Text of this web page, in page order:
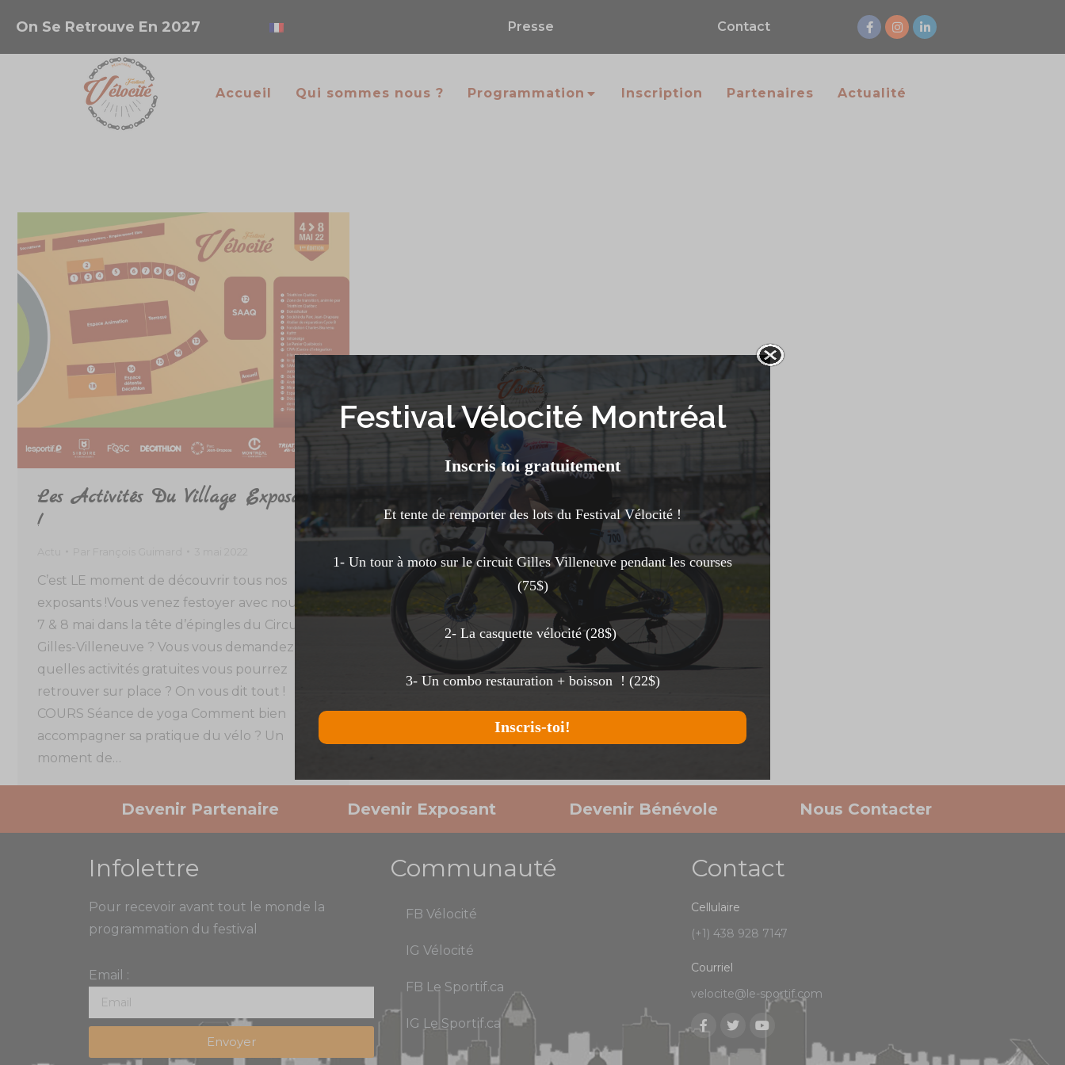
On Se Retrouve En 2027 Presse Contact
Accueil Qui sommes nous ? Programmation Inscription Partenaires Actualité
Les Activités Du Village Exposants
!
C’est LE moment de découvrir tous nos
exposants !Vous venez festoyer avec nous les
7 & 8 mai dans la tête d’épingles du Circuit
Gilles-Villeneuve ? Vous vous demandez
quelles activités gratuites vous pourrez
retrouver sur place ? On vous dit tout !
COURS Séance de yoga Comment bien
accompagner sa pratique du vélo ? Un
moment de…
Devenir Partenaire Devenir Exposant Devenir Bénévole Nous Contacter
Infolettre
Pour recevoir avant tout le monde la
programmation du festival
Email :
Envoyer
Communauté
FB Vélocité
IG Vélocité
FB Le Sportif.ca
IG Le Sportif.ca
Contact
Cellulaire
(+1) 438 928 7147
Courriel
velocite@le-sportif.com
Festival Vélocité Montréal
Inscris toi gratuitement
Et tente de remporter des lots du Festival Vélocité !
1- Un tour à moto sur le circuit Gilles Villeneuve pendant les courses
(75$)
2- La casquette vélocité (28$)
3- Un combo restauration + boisson ! (22$)
Inscris-toi!